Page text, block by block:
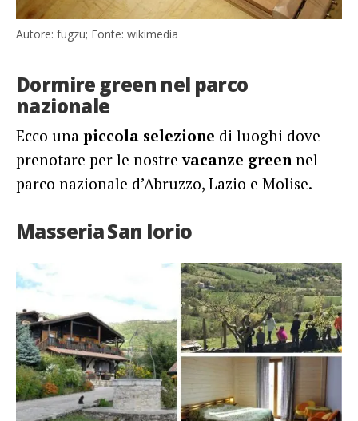
Autore: fugzu; Fonte: wikimedia
Dormire green nel parco
nazionale
Ecco una piccola selezione di luoghi dove
prenotare per le nostrevacanze greennel
parco nazionale d’Abruzzo, Lazio e Molise.
Masseria San Iorio